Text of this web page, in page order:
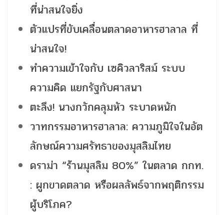
ที่น่าสนใจยิ่ง
ตัวแปรที่ขับเคลื่อนตลาดอาหารฮาลาล ที่
น่าสนใจ!
ทำความเข้าใจกับ เซคิวลาริสม์ ระบบ
ความคิด แยกรัฐกับศาสนา
ตะลึง! นางกวักคลุมหัว ระบาดหนัก
วาทกรรมอาหารฮาลาล: ความภูมิใจในอัต
ลักษณ์ความศรัทธาของมุสลิมไทย
ดราม่า “ร้านมุสลิม 80%” ในตลาด กกท.
: ผูกขาดตลาด หรือผลลัพธ์จากพฤติกรรม
ผู้บริโภค?